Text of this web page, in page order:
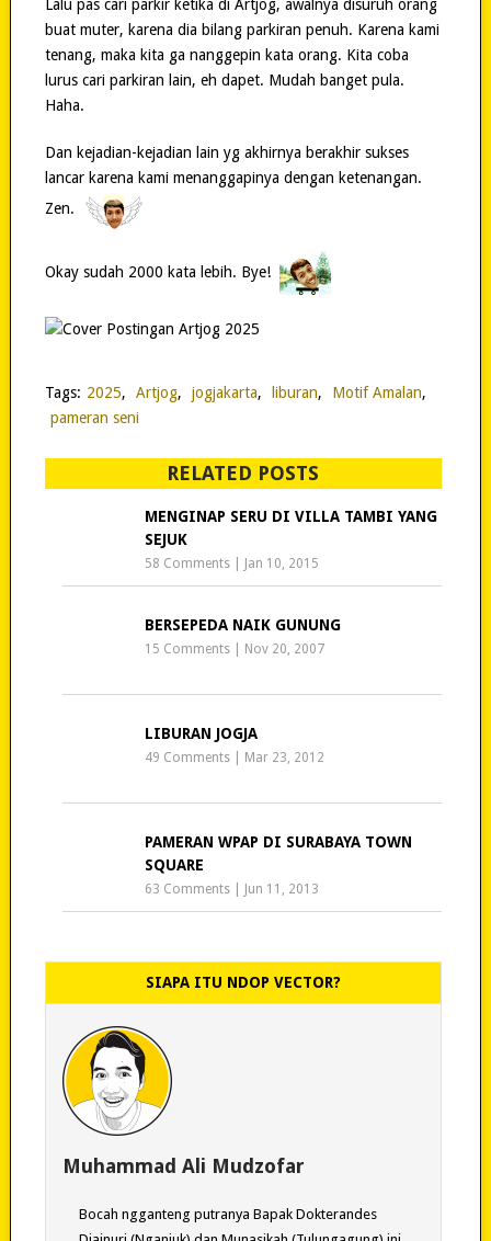
Lalu pas cari parkir ketika di Artjog, awalnya disuruh orang
buat muter, karena dia bilang parkiran penuh. Karena kami
tenang, maka kita ga nanggepin kata orang. Kita coba
lurus cari parkiran lain, eh dapet. Mudah banget pula.
Haha.
Dan kejadian-kejadian lain yg akhirnya berakhir sukses
lancar karena kami menanggapinya dengan ketenangan.
Zen.
Okay sudah 2000 kata lebih. Bye!
Tags: 2025, Artjog, jogjakarta, liburan, Motif Amalan,
pameran seni
RELATED POSTS
MENGINAP SERU DI VILLA TAMBI YANG
SEJUK
58 Comments Jan 10, 2015
BERSEPEDA NAIK GUNUNG
15 Comments Nov 20, 2007
LIBURAN JOGJA
49 Comments Mar 23, 2012
PAMERAN WPAP DI SURABAYA TOWN
SQUARE
63 Comments Jun 11, 2013
SIAPA ITU NDOP VECTOR?
Muhammad Ali Mudzofar
Bocah ngganteng putranya Bapak Dokterandes